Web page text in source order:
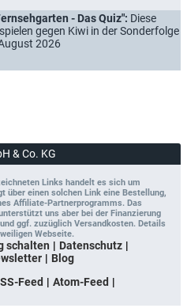
- Das Quiz": Diese
gegen Kiwi in der Sonderfolge
2026
& Co. KG
Links handelt es sich um
einen solchen Link eine Bestellung,
Affiliate-Partnerprogramms. Das
uns aber bei der Finanzierung
ggf. zuzüglich Versandkosten. Details
Webseite.
schalten
Datenschutz
Blog
Feed
Atom-Feed